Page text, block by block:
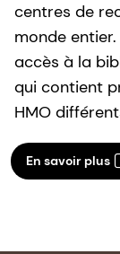
centres de
monde
accès à la
qui contient
HMO
En savoir plus